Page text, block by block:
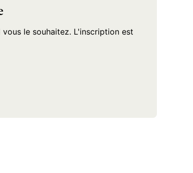
le souhaitez. L'inscription est